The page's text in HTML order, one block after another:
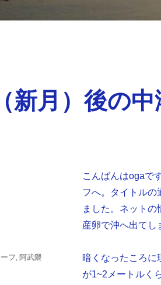
新月）後の
こんばんはogaで
フへ。タイトルの
ました。ネット
産卵で沖へ出てし
暗くなったころに
が1~2メートルく
フ ,阿武隈